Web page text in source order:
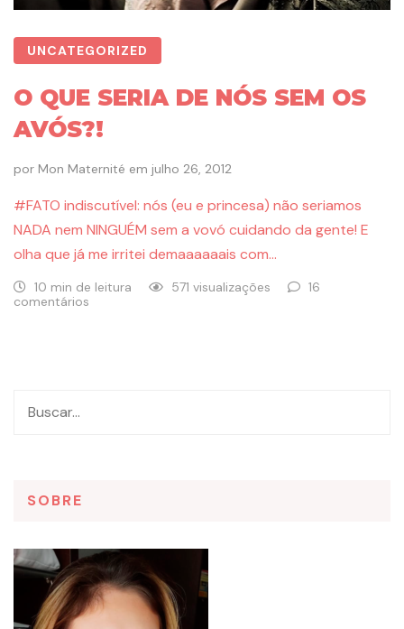
UNCATEGORIZED
O QUE SERIA DE NÓS SEM OS
AVÓS?!
por Mon Maternité em julho 26, 2012
#FATO indiscutível: nós (eu e princesa) não seriamos
NADA nem NINGUÉM sem a vovó cuidando da gente! E
olha que já me irritei demaaaaaais com…
10 min de leitura 571 visualizações
16
comentários
SOBRE